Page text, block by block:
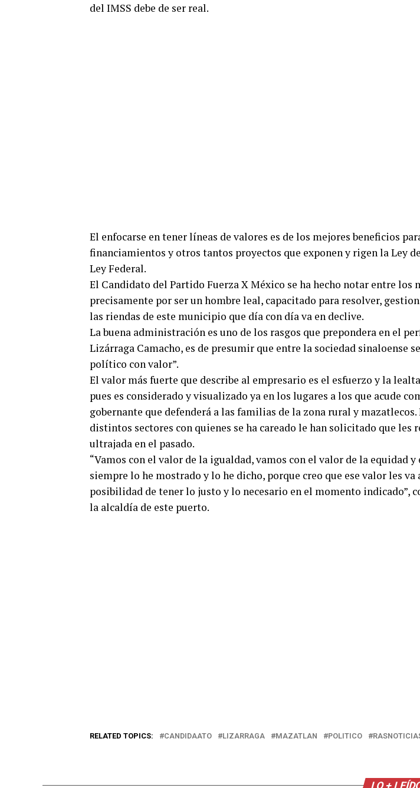
del IMSS debe de ser real.
El enfocarse en tener líneas de valores es de los mejores beneficios
financiamientos y otros tantos proyectos que exponen y rigen la Ley
Ley Federal.
El Candidato del Partido Fuerza X México se ha hecho notar entre los
precisamente por ser un hombre leal, capacitado para resolver,
las riendas de este municipio que día con día va en declive.
La buena administración es uno de los rasgos que prepondera en el
Lizárraga Camacho, es de presumir que entre la sociedad sinaloense
político con valor”.
El valor más fuerte que describe al empresario es el esfuerzo y la
pues es considerado y visualizado ya en los lugares a los que acude
gobernante que defenderá a las familias de la zona rural y
distintos sectores con quienes se ha careado le han solicitado que
ultrajada en el pasado.
“Vamos con el valor de la igualdad, vamos con el valor de la equidad
siempre lo he mostrado y lo he dicho, porque creo que ese valor les va
posibilidad de tener lo justo y lo necesario en el momento indicado”,
la alcaldía de este puerto.
RELATED TOPICS: CANDIDAATO LIZARRAGA MAZATLAN POLITICO
LO +